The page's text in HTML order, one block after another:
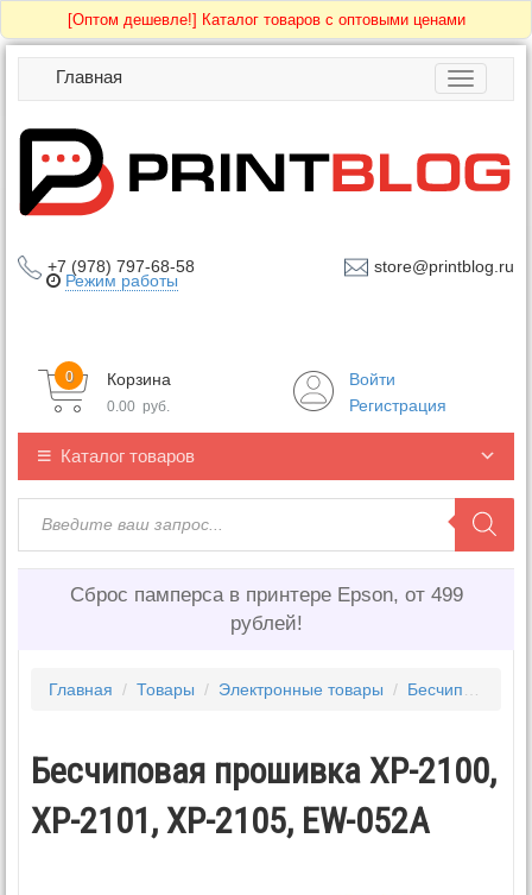
[Оптом дешевле!] Каталог товаров с оптовыми ценами
Toggle
Главная
+7 (978) 797-68-58 store@printblog.ru
Режим работы
Корзина
0
0.00 руб.
Войти
Регистрация
Каталог товаров
Сброс памперса в принтере Epson, от 499
рублей!
Главная / Товары / Электронные товары / Бесчиповые прошивки EPSON
Бесчиповая прошивка XP-2100,
XP-2101, XP-2105, EW-052A